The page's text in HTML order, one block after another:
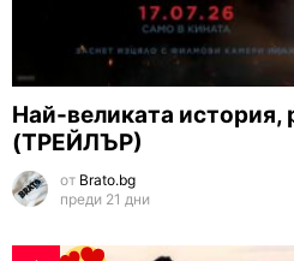
Най-великата история,
(ТРЕЙЛЪР)
от Brato.bg
преди 21 дни